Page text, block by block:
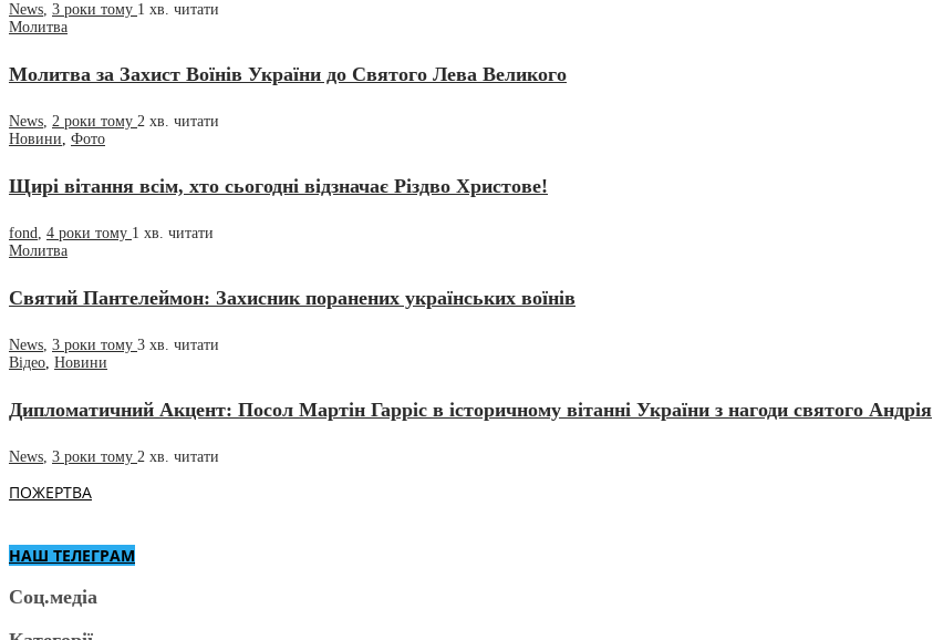
News, 3 роки тому 1 хв. читати
Молитва
Молитва за Захист Воїнів України до Святого Лева Великого
News, 2 роки тому 2 хв. читати
Новини, Фото
Щирі вітання всім, хто сьогодні відзначає Різдво Христове!
fond 4 роки тому 1 хв. читати
Молитва
Святий Пантелеймон: Захисник поранених українських воїнів
News 3 роки тому 3 хв. читати
Відео Новини
Дипломатичний Акцент: Посол Мартін Гарріс в історичному вітанні України з нагоди святого Андрія
News 3 роки тому 2 хв. читати
ПОЖЕРТВА
НАШ ТЕЛЕГРАМ
Соц.медіа